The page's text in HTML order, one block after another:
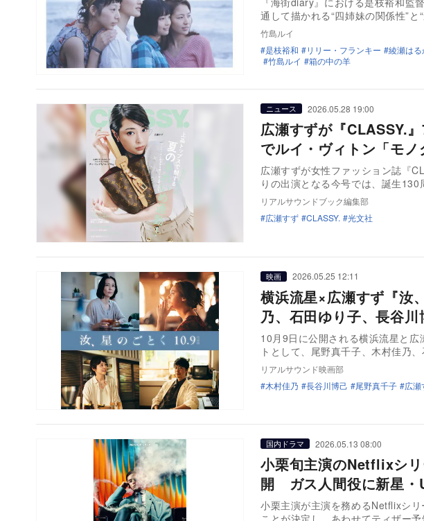
通して描かれる“四姉妹の関係性”
竹島ルイ
是枝裕和
リリー・フランキー 綾瀬はる
竹島ルイ
箱の中の羊
ニュース 2026.05.28 19:00
広瀬すずが『CLASSY.
でルイ・ヴィトン「モ
広瀬すずが女性ファッション誌『
りの出演となる今号では、誕生
リアルサウンドブック編集部
広瀬すず
CLASSY. 光文社
映画 2026.05.25 12:11
横浜流星×広瀬すず『汝
乃、石田ゆり子、長谷川
10月9日に公開される横浜流星と
トとして、尾野真千子、木村佳乃
リアルサウンド映画部
木村佳乃
長谷川博己 尾野真千子 広瀬
国内ドラマ 2026.05.13 08:00
小栗旬主演のNetflixシ
開 ガス人間役に新星・
小栗主演が主演を務めるNetflixシ